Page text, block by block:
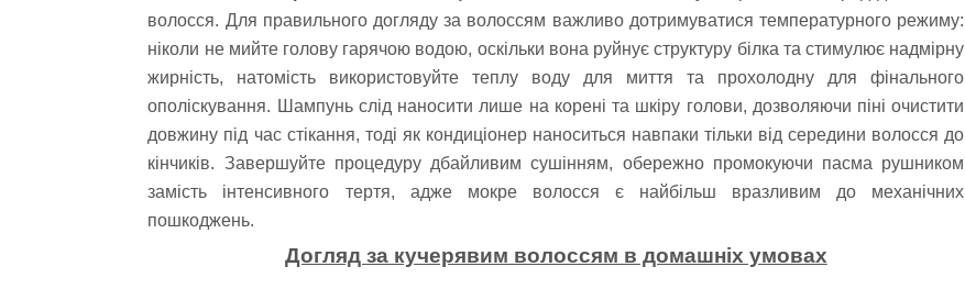
волосся. Для правильного догляду за волоссям важливо дотримуватися температурного режиму:
ніколи не мийте голову гарячою водою, оскільки вона руйнує структуру білка та стимулює надмірну
жирність, натомість використовуйте теплу воду для миття та прохолодну для фінального
ополіскування. Шампунь слід наносити лише на корені та шкіру голови, дозволяючи піні очистити
довжину під час стікання, тоді як кондиціонер наноситься навпаки тільки від середини волосся до
кінчиків. Завершуйте процедуру дбайливим сушінням, обережно промокуючи пасма рушником
замість інтенсивного тертя, адже мокре волосся є найбільш вразливим до механічних
пошкоджень.
Догляд за кучерявим волоссям в домашніх умовах